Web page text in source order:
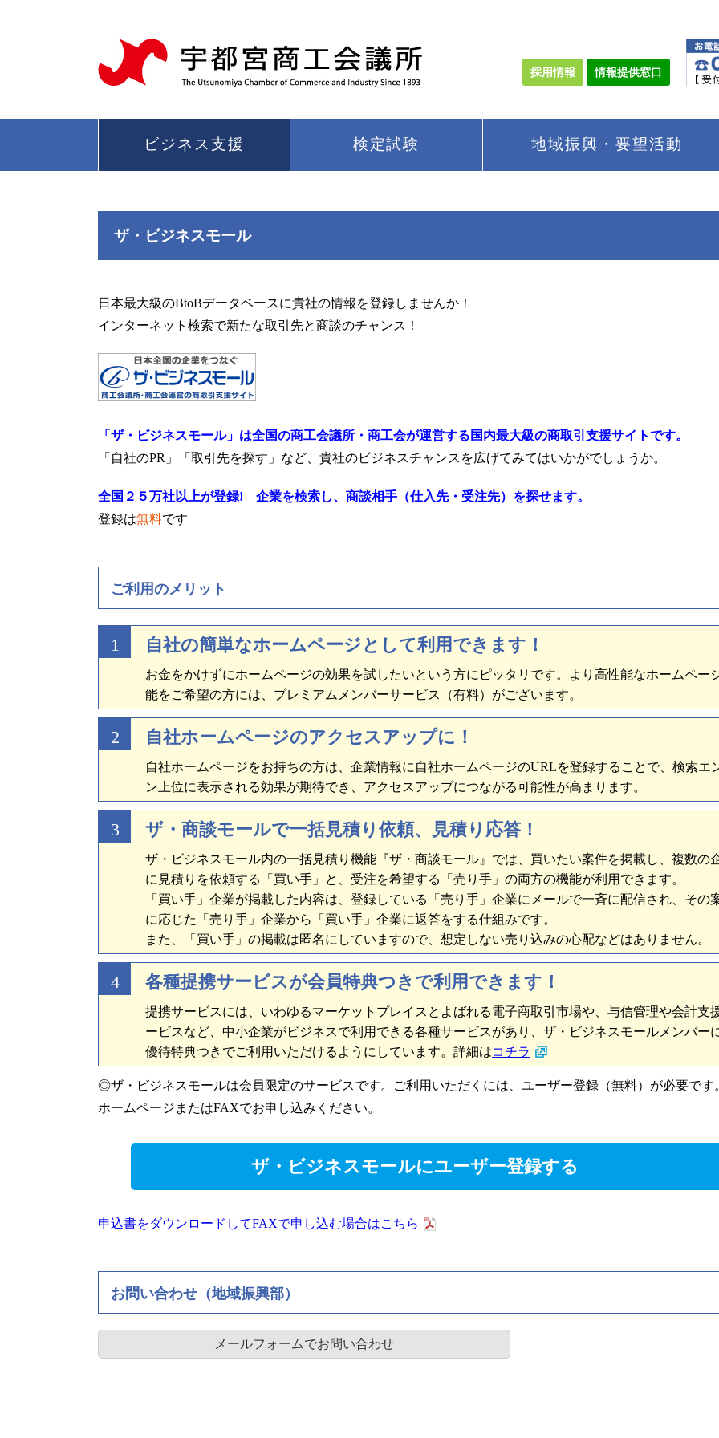
採用情報 情報提供窓口
ビジネス支援 検定試験 地域振興・要望活動
ザ・ビジネスモール
日本最大級のBtoBデータベースに貴社の情報を登録しませんか！
インターネット検索で新たな取引先と商談のチャンス！
「ザ・ビジネスモール」は全国の商工会議所・商工会が運営する国内最大級の商取引支援サイトです。
「自社のPR」「取引先を探す」など、貴社のビジネスチャンスを広げてみてはいかがでしょうか。
全国２５万社以上が登録! 企業を検索し、商談相手（仕入先・受注先）を探せます。
登録は無料です
ご利用のメリット
1 自社の簡単なホームページとして利用できます！
お金をかけずにホームページの効果を試したいという方にピッタリです。より高性能なホームペー
能をご希望の方には、プレミアムメンバーサービス（有料）がございます。
2 自社ホームページのアクセスアップに！
自社ホームページをお持ちの方は、企業情報に自社ホームページのURLを登録することで、検索エ
ン上位に表示される効果が期待でき、アクセスアップにつながる可能性が高まります。
3 ザ・商談モールで一括見積り依頼、見積り応答！
ザ・ビジネスモール内の一括見積り機能『ザ・商談モール』では、買いたい案件を掲載し、複数の
に見積りを依頼する「買い手」と、受注を希望する「売り手」の両方の機能が利用できます。
「買い手」企業が掲載した内容は、登録している「売り手」企業にメールで一斉に配信され、その
に応じた「売り手」企業から「買い手」企業に返答をする仕組みです。
また、「買い手」の掲載は匿名にしていますので、想定しない売り込みの心配などはありません。
4 各種提携サービスが会員特典つきで利用できます！
提携サービスには、いわゆるマーケットプレイスとよばれる電子商取引市場や、与信管理や会計支
ービスなど、中小企業がビジネスで利用できる各種サービスがあり、ザ・ビジネスモールメンバー
優待特典つきでご利用いただけるようにしています。詳細はコチラ
◎ザ・ビジネスモールは会員限定のサービスです。ご利用いただくには、ユーザー登録（無料）が必要です
ホームページまたはFAXでお申し込みください。
ザ・ビジネスモールにユーザー登録する
申込書をダウンロードしてFAXで申し込む場合はこちら
お問い合わせ（地域振興部）
メールフォームでお問い合わせ